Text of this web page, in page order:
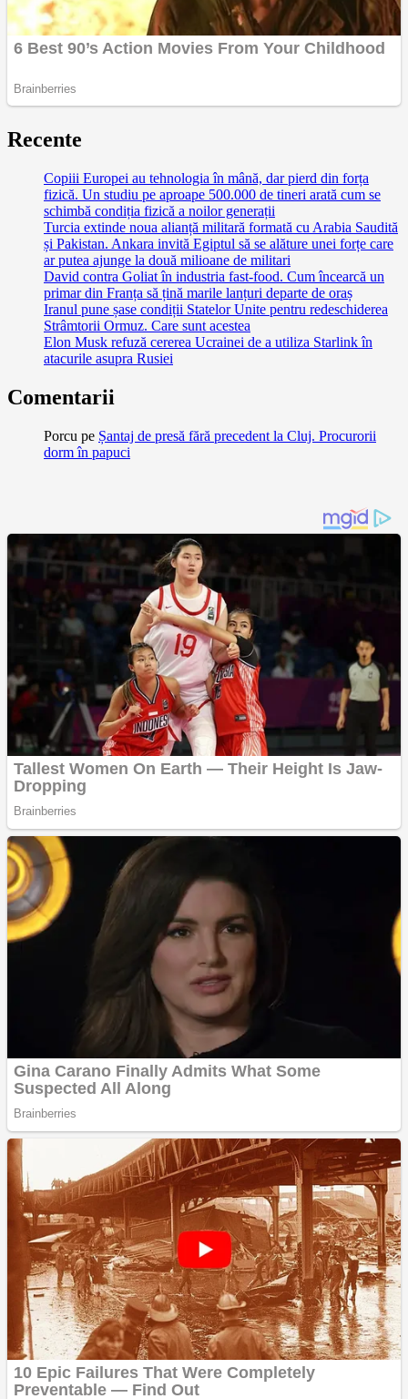
Recente
Copiii Europei au tehnologia în mână, dar pierd din forța
fizică. Un studiu pe aproape 500.000 de tineri arată cum se
schimbă condiția fizică a noilor generații
Turcia extinde noua alianță militară formată cu Arabia Saudită
și Pakistan. Ankara invită Egiptul să se alăture unei forțe care
ar putea ajunge la două milioane de militari
David contra Goliat în industria fast-food. Cum încearcă un
primar din Franța să țină marile lanțuri departe de oraș
Iranul pune șase condiții Statelor Unite pentru redeschiderea
Strâmtorii Ormuz. Care sunt acestea
Elon Musk refuză cererea Ucrainei de a utiliza Starlink în
atacurile asupra Rusiei
Comentarii
Porcu pe Șantaj de presă fără precedent la Cluj. Procurorii
dorm în papuci